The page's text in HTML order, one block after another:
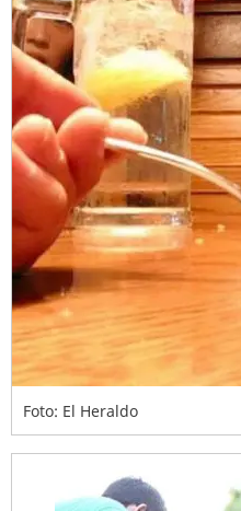
Foto: El Heraldo